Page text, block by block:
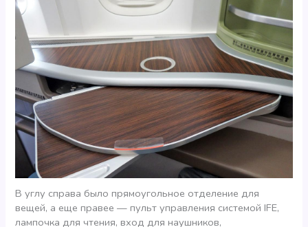
В углу справа было прямоугольное отделение для
вещей, а еще правее — пульт управления системой IFE,
лампочка для чтения, вход для наушников,